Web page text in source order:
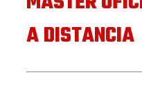
A DISTANCIA